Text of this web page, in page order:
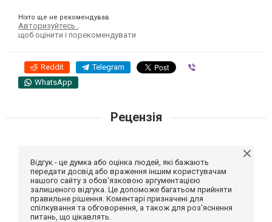
Ніхто ще не рекомендував
Авторизуйтесь
щоб оцінити і порекомендувати
Reddit Telegram
WhatsApp
Рецензія
Відгук - це думка або оцінка людей, які бажають
передати досвід або враження іншим користувачам
нашого сайту з обов'язковою аргументацією
залишеного відгука. Це допоможе багатьом прийняти
правильне рішення. Коментарі призначені для
спілкування та обговорення, а також для роз'яснення
питань, що цікавлять.